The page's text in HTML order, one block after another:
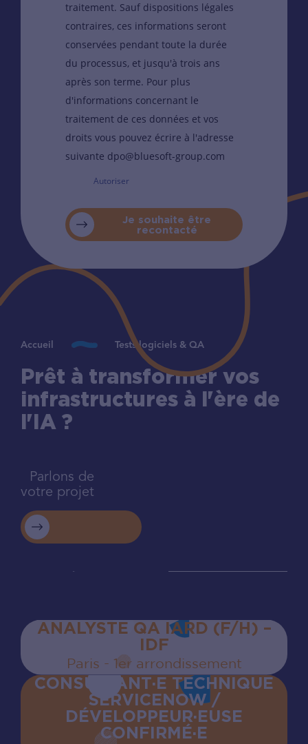
traitement. Sauf dispositions légales
contraires, ces informations seront
conservées pendant toute la durée
du processus, et jusqu'à trois ans
après son terme. Pour plus
d'informations concernant le
traitement de ces données et vos
droits vous pouvez écrire à l'adresse
suivante dpo@bluesoft-group.com
Autoriser
Je souhaite être
recontacté
Accueil Tests logiciels & QA
Prêt à transformer vos
infrastructures à l'ère de
l'IA ?
Parlons de
votre projet
ANALYSTE QA IARD (F/H) –
IDF
Paris - 1er arrondissement
CONSULTANT·E TECHNIQUE
SERVICENOW /
DÉVELOPPEUR·EUSE
CONFIRMÉ·E